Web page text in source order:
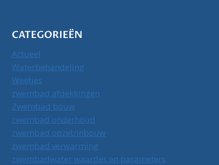
CATEGORIEËN
Actueel
Waterbehandeling
Weetjes
zwembad afdekkingen
Zwembad bouw
zwembad onderhoud
zwembad opzet/inbouw
zwembad verwarming
zwembadwater waardes en parameters